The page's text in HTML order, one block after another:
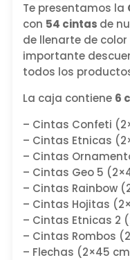
Te presentamos la
con 54 cintas de
de llenarte de
importante
todos los
La caja contiene 6
– Cintas Confeti
– Cintas Etnicas
– Cintas
– Cintas Geo 5
– Cintas Rainbow
– Cintas Hojitas
– Cintas Etnicas 2
– Cintas Rombos
– Flechas (2×45